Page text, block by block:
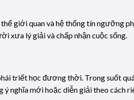
giới quan và hệ thống tín ngưỡng
xưa lý giải và chấp nhận cuộc sống.
triết học đương thời. Trong suốt
nghĩa mới hoặc diễn giải theo cách